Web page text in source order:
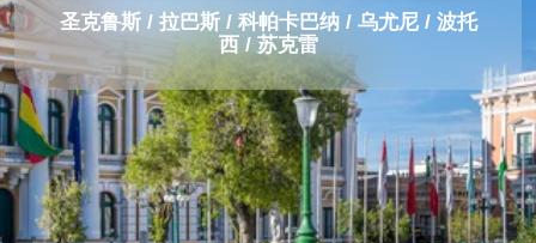
圣克鲁斯 / 拉巴斯 / 科帕卡巴纳 / 乌尤尼 / 波托
西 / 苏克雷